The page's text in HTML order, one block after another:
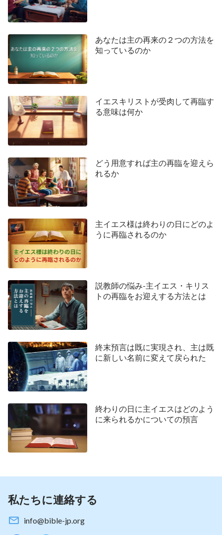
もろもろの国を征服し、もろもろの王を足の下に踏
し、その弓をもって吹き去られる、わらのようにす
る。彼はこれらの者を追ってその足のまだ踏んだこ
とのない道を、安らかに過ぎて行く」（イザヤ書
41:2-3）。マタイによる福音書
ょうど、いなずまが東から西にひらめき渡るよう
に、人の子も現れるであろう。」これらの聖句に
「異邦人」、「東から人を起こした」や「いなずま
が東から」という言及があることから、主が働きを
しに戻られる場所は東にあり、異邦人のいる所であ
ることが分かります。そして中国はちょうど世界の
東に位置しています。無神論国家である中国は神を
礼拝したことが一度もなく、歴史を通してもクリス
かのキリスト教国から「異邦犬」と呼ばれていまし
た。中国は正に異邦国の典型的な例なのです。これ
らの聖句を学んだ後、私は聖書の中に神は終わりの
日に中国に現われて働きをなさると預言した記録が
あることを知りました。私たちが思っていたことは
間違いであり、それは間違いなく私たちの観念と想
像から生まれていたのです。
オ兄弟と交流することを求めました。当時、ヂャオ
兄弟は私と沢山交流して、私の心を明るくしてくれ
ました。私が最も感心したのは、彼が読んでくれた
2つの節の御言葉です。これがそのコピーです。
「神はイスラエルの民を導きユダヤに生まれた
が、また、異邦人の国にも生まれた。神の働きはみ
な、神が創造した人類全体のためではないのか。神
いるのか。それはあなたがたの観念ではないのか。
あるといまだに言い張り、イスラエルのダビデ家が
神の誕生の起源であり、イスラエル以外の民族には
どれも神を『生む』資格がないどころか、異邦人の
あなたは主の再来の２つの方法を
知っているのか
イエスキリストが受肉して再臨す
る意味は何か
どう用意すれば主の再臨を迎えら
れるか
主イエス様は終わりの日にどのよ
うに再臨されるのか
説教師の悩み-主イエス・キリス
トの再臨をお迎えする方法とは
終末預言は既に実現され、主は既
に新しい名前に変えて戻られた
終わりの日に主イエスはどのよう
に来られるかについての預言
私たちに連絡する
info@bible-jp.org